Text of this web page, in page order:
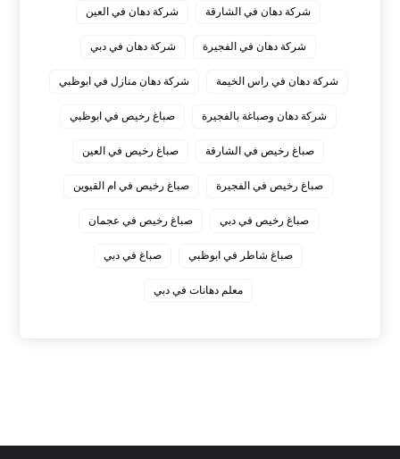
شركة دهان في الشارقة شركة دهان في العين
شركة دهان في الفجيرة شركة دهان في دبي
شركة دهان في راس الخيمة شركة دهان منازل في ابوظبي
شركة دهان وصباغة بالفجيرة صباغ رخيص في ابوظبي
صباغ رخيص في الشارقة صباغ رخيص في العين
صباغ رخيص في الفجيرة صباغ رخيص في ام القيوين
صباغ رخيص في دبي صباغ رخيص في عجمان
صباغ شاطر في ابوظبي صباغ في دبي
معلم دهانات في دبي